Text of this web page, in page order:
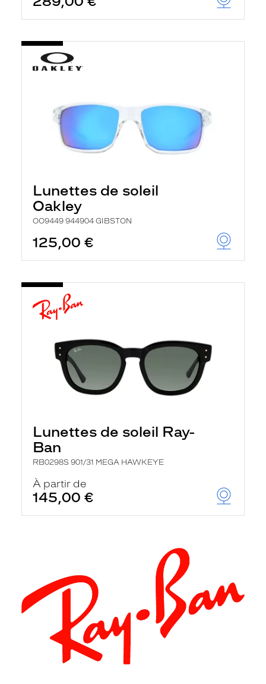
Lunettes de soleil
Oakley
OO9449 944904 GIBSTON
125,00 €
Lunettes de soleil Ray-
Ban
RB0298S 901/31 MEGA HAWKEYE
À partir de
145,00 €